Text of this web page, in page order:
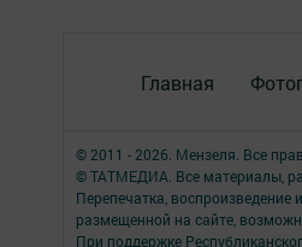
Главная
© 2011 - 2026. Мензеля. Все
© ТАТМЕДИА. Все материалы,
Перепечатка,
размещенной на сайте,
При поддержке